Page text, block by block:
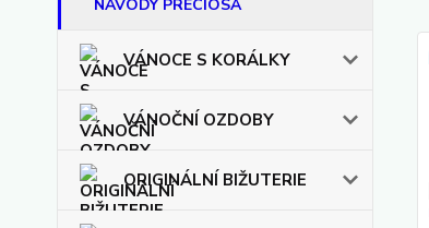
NÁVODY PRECIOSA
VÁNOCE S KORÁLKY
VÁNOČNÍ OZDOBY
ORIGINÁLNÍ BIŽUTERIE